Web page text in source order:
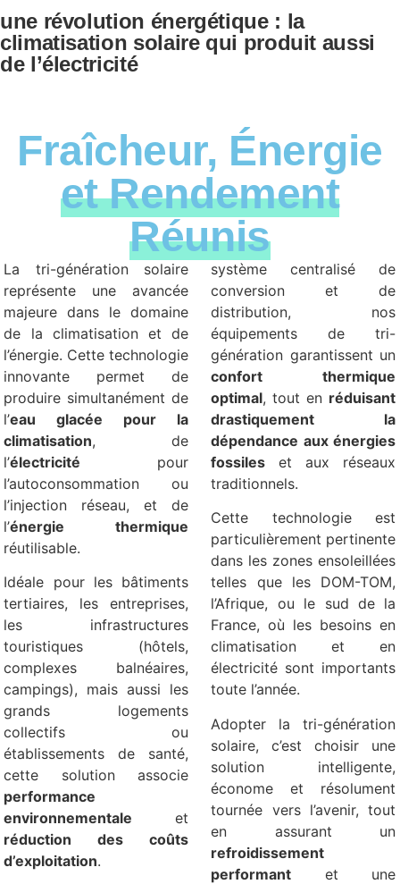
une révolution énergétique : la
climatisation solaire qui produit aussi
de l’électricité
Fraîcheur, Énergie
et Rendement
Réunis
La tri-génération solaire
représente une avancée
majeure dans le domaine
de la climatisation et de
l’énergie. Cette technologie
innovante permet de
produire simultanément de
l’eau glacée pour la
climatisation, de
l’électricité pour
l’autoconsommation ou
l’injection réseau, et de
l’énergie thermique
réutilisable.
Idéale pour les bâtiments
tertiaires, les entreprises,
les infrastructures
touristiques (hôtels,
complexes balnéaires,
campings), mais aussi les
grands logements
collectifs ou
établissements de santé,
cette solution associe
performance
environnementale et
réduction des coûts
d’exploitation.
système centralisé de
conversion et de
distribution, nos
équipements de tri-
génération garantissent un
confort thermique
optimal, tout en réduisant
drastiquement la
dépendance aux énergies
fossiles et aux réseaux
traditionnels.
Cette technologie est
particulièrement pertinente
dans les zones ensoleillées
telles que les DOM-TOM,
l’Afrique, ou le sud de la
France, où les besoins en
climatisation et en
électricité sont importants
toute l’année.
Adopter la tri-génération
solaire, c’est choisir une
solution intelligente,
économe et résolument
tournée vers l’avenir, tout
en assurant un
refroidissement
performant et une